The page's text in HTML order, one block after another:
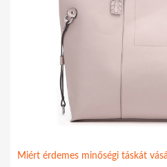
Miért érdemes minőségi táskát